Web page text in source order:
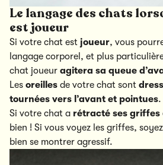
Le langage des chats
est joueur
Si votre chat est joueur, vous
langage corporel, et plus
chat joueur agitera sa queue
Les oreilles de votre chat sont
tournées vers l’avant et pointues.
Si votre chat a rétracté ses griffes
bien ! Si vous voyez les griffes,
bien se montrer agressif.